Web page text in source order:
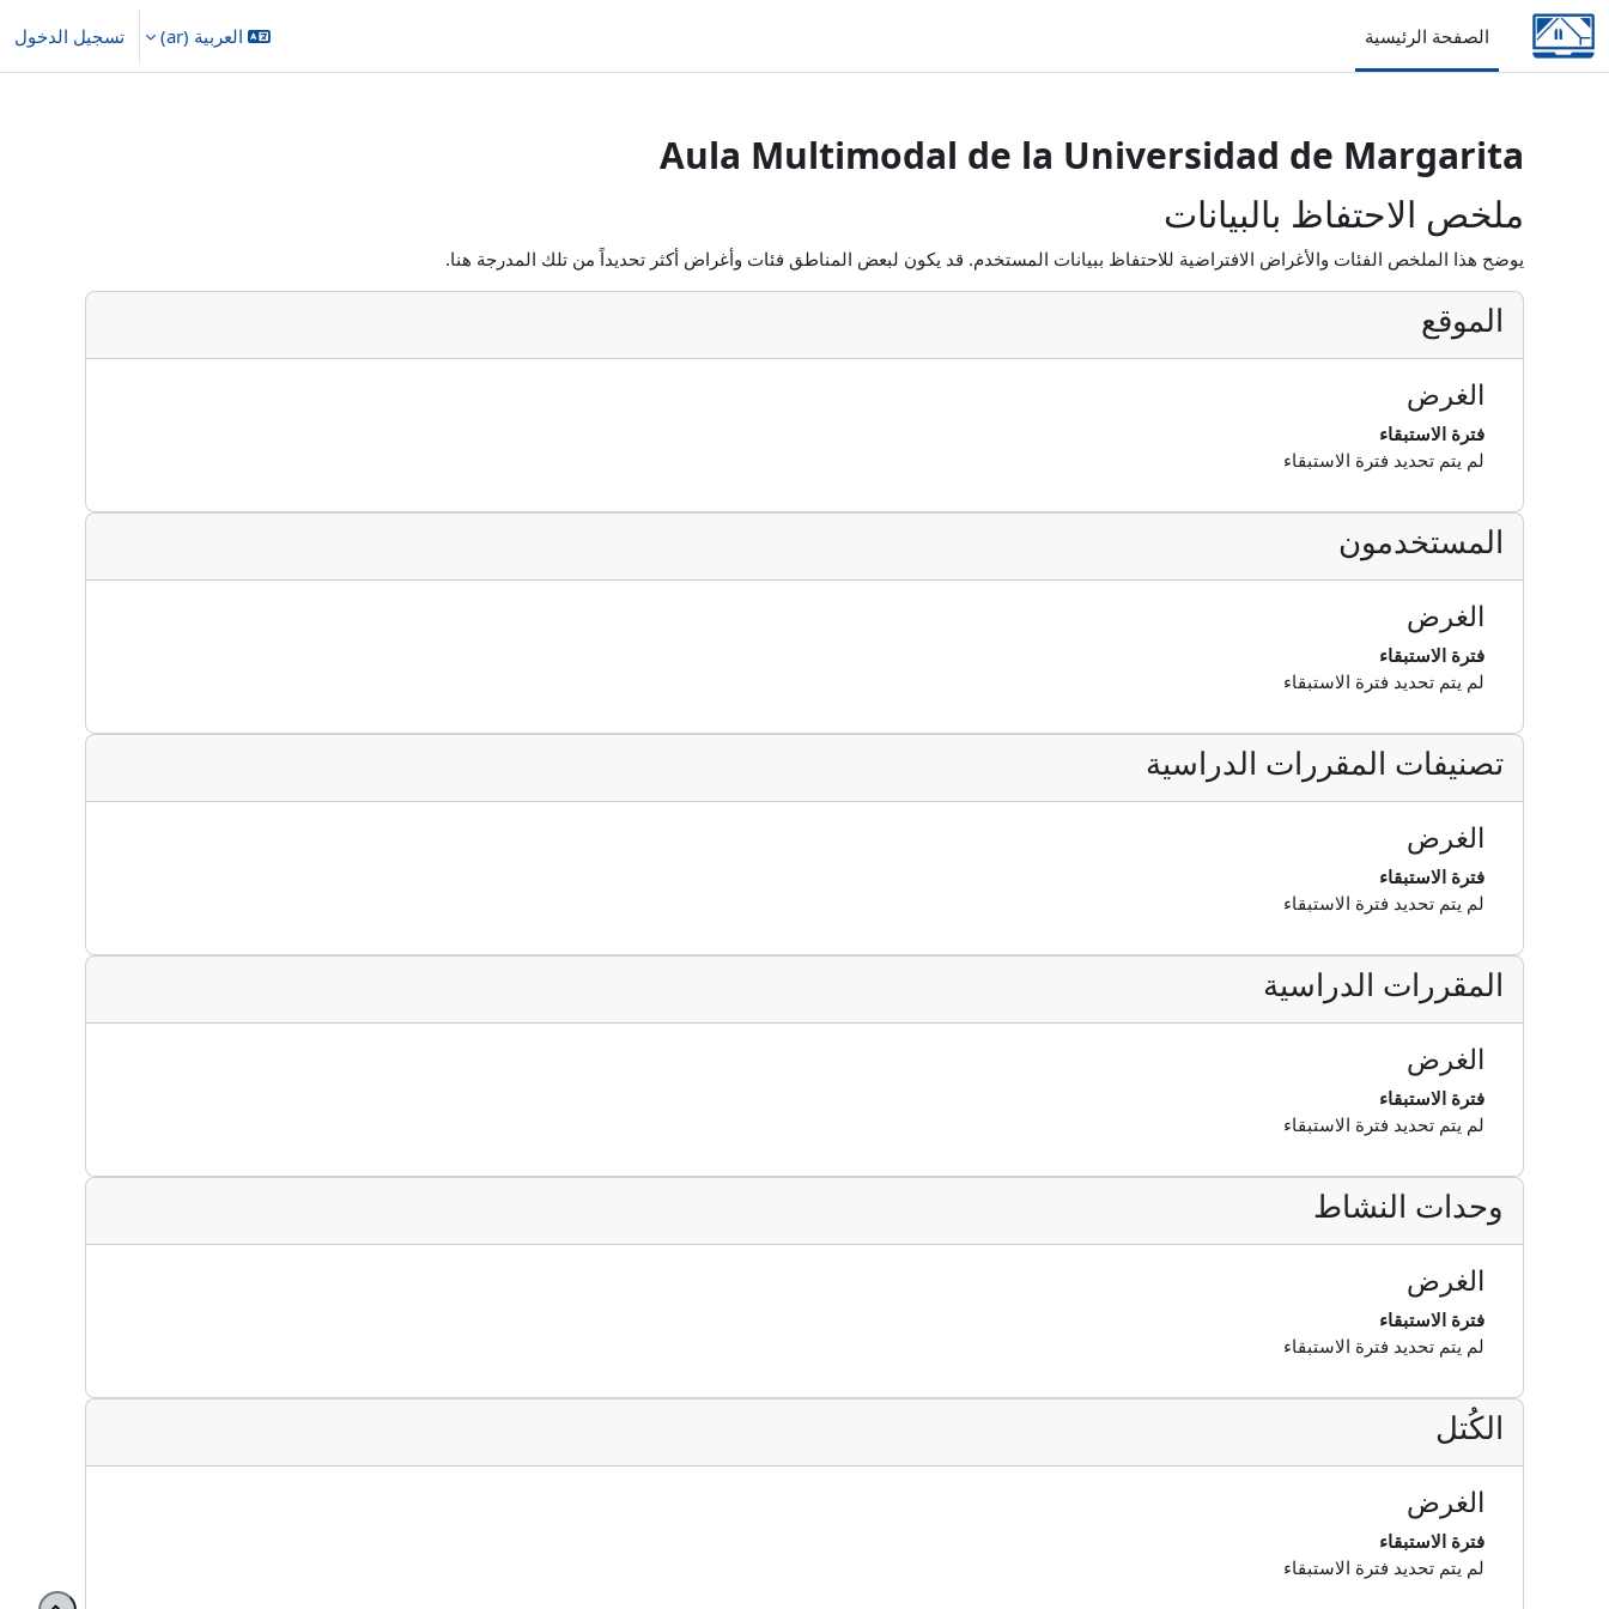
تخطى إلى المحتوى الرئيسي
الصفحة الرئيسية
العربية ‎(ar)‎ تسجيل الدخول
Aula Multimodal de la Universidad de Margarita
ملخص الاحتفاظ بالبيانات
يوضح هذا الملخص الفئات والأغراض الافتراضية للاحتفاظ ببيانات المستخدم. قد يكون لبعض المناطق فئات وأغراض أكثر تحديداً من تلك المدرجة هنا.
الموقع
الغرض
فترة الاستبقاء
لم يتم تحديد فترة الاستبقاء
المستخدمون
الغرض
فترة الاستبقاء
لم يتم تحديد فترة الاستبقاء
تصنيفات المقررات الدراسية
الغرض
فترة الاستبقاء
لم يتم تحديد فترة الاستبقاء
المقررات الدراسية
الغرض
فترة الاستبقاء
لم يتم تحديد فترة الاستبقاء
وحدات النشاط
الغرض
فترة الاستبقاء
لم يتم تحديد فترة الاستبقاء
الكُتل
الغرض
فترة الاستبقاء
لم يتم تحديد فترة الاستبقاء